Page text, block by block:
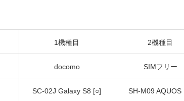
1機種目 2機種目
docomo SIMフリー
SC-02J Galaxy S8 [○]
SH-M09 AQUOS